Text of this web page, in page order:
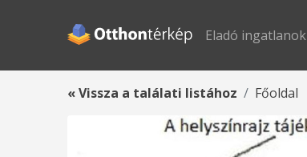
Eladó ingatlanok
« Vissza a találati listához Főoldal